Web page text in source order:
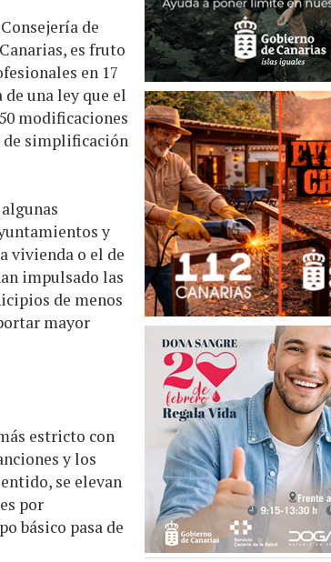
de
es fruto
en 17
una ley que el
modificaciones
de simplificación
y
vivienda o el de
impulsado las
de menos
mayor
estricto con
y los
se elevan
por
básico pasa de